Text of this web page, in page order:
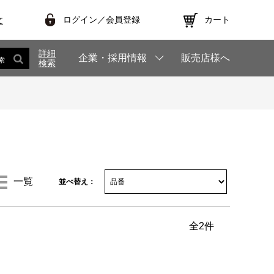
ログイン／会員登録 カート
詳細
検索
企業・採用情報 販売店様へ
一覧 並べ替え：
全2件